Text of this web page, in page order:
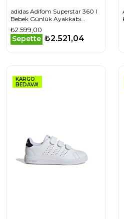
adidas Adifom Superstar 360 I
Bebek Günlük Ayakkabı
JS0720 Beyaz
₺2.599,00
Sepette ₺2.521,04
KARGO
BEDAVA!